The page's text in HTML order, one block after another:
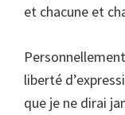
et chacune et
liberté
que je ne dirai